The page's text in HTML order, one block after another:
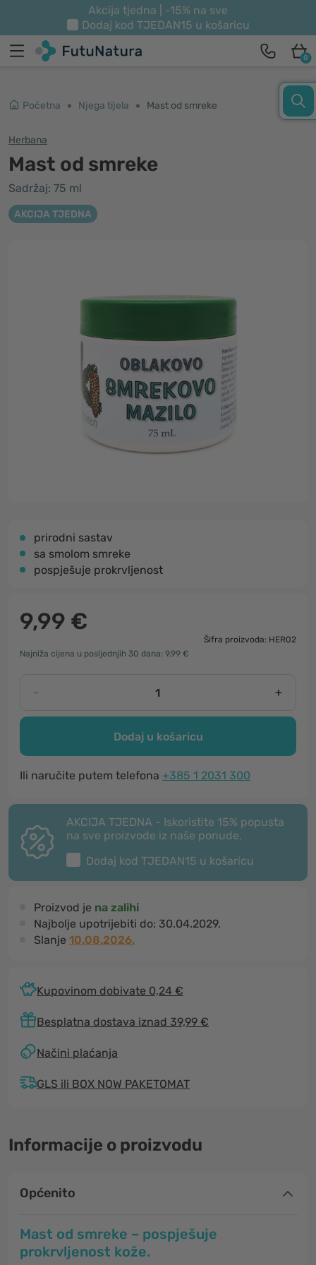
Akcija tjedna | -15% na sve
Dodaj kod TJEDAN15 u košaricu
0
Početna Njega tijela Mast od smreke
Herbana
Mast od smreke
Sadržaj: 75 ml
AKCIJA TJEDNA
prirodni sastav
sa smolom smreke
pospješuje prokrvljenost
9,99 €
Šifra proizvoda: HER02
Najniža cijena u posljednjih 30 dana: 9,99 €
- +
Dodaj u košaricu
Ili naručite putem telefona +385 1 2031 300
AKCIJA TJEDNA - Iskoristite 15% popusta
na sve proizvode iz naše ponude.
Dodaj kod TJEDAN15 u košaricu
Proizvod je na zalihi
Najbolje upotrijebiti do: 30.04.2029.
Slanje 10.08.2026.
Kupovinom dobivate 0,24 €
Besplatna dostava iznad 39,99 €
Načini plaćanja
GLS ili BOX NOW PAKETOMAT
Informacije o proizvodu
Općenito
Mast od smreke – pospješuje
prokrvljenost kože.